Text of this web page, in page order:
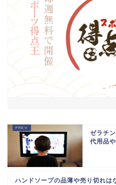
ゼラチ
代用品
ハンドソープの品薄や売り切れは